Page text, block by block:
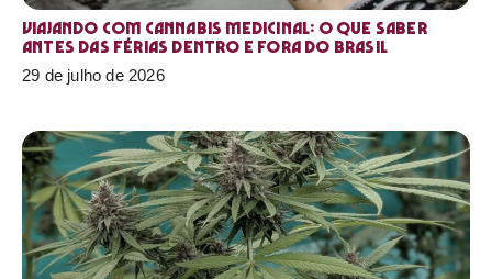
Viajando com cannabis medicinal: o que saber
antes das férias dentro e fora do Brasil
29 de julho de 2026